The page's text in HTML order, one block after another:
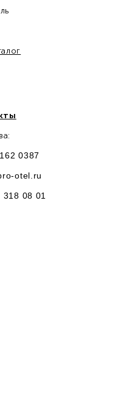
0387
otel.ru
318 08 01